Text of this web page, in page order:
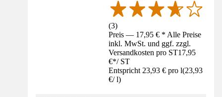
(3)
Preis — 17,95 € * Alle Preise
inkl. MwSt. und ggf. zzgl.
Versandkosten pro ST17,95
€*/ ST
Entspricht 23,93 € pro l(23,93
€/ l)